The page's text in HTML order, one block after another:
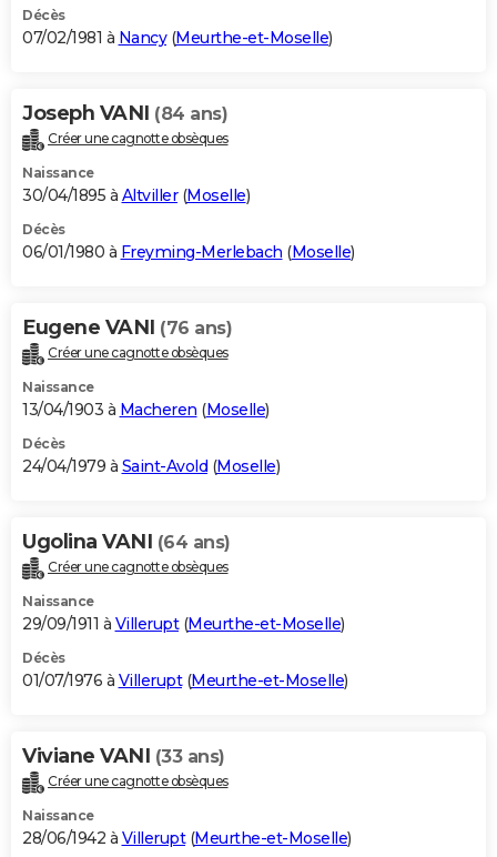
Décès
07/02/1981 à Nancy(Meurthe-et-Moselle)
Joseph VANI (84 ans)
Créer une cagnotte obsèques
Naissance
30/04/1895 à Altviller(Moselle)
Décès
06/01/1980 à Freyming-Merlebach (Moselle)
Eugene VANI (76 ans)
Créer une cagnotte obsèques
Naissance
13/04/1903 à Macheren (Moselle)
Décès
24/04/1979 à Saint-Avold (Moselle)
Ugolina VANI (64 ans)
Créer une cagnotte obsèques
Naissance
29/09/1911 à Villerupt(Meurthe-et-Moselle)
Décès
01/07/1976 à Villerupt(Meurthe-et-Moselle)
Viviane VANI (33 ans)
Créer une cagnotte obsèques
Naissance
28/06/1942 à Villerupt(Meurthe-et-Moselle)